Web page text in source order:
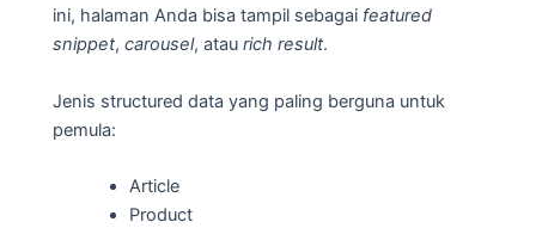
ini, halaman Anda bisa tampil sebagai featured
snippet, carousel, atau rich result.
Jenis structured data yang paling berguna untuk
pemula:
Article
Product